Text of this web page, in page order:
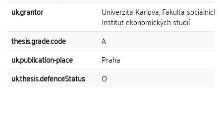
uk.grantor
Univerzita Karlova, Fakulta sociálních
Institut ekonomických studií
thesis.grade.code
A
uk.publication-place
Praha
uk.thesis.defenceStatus
O